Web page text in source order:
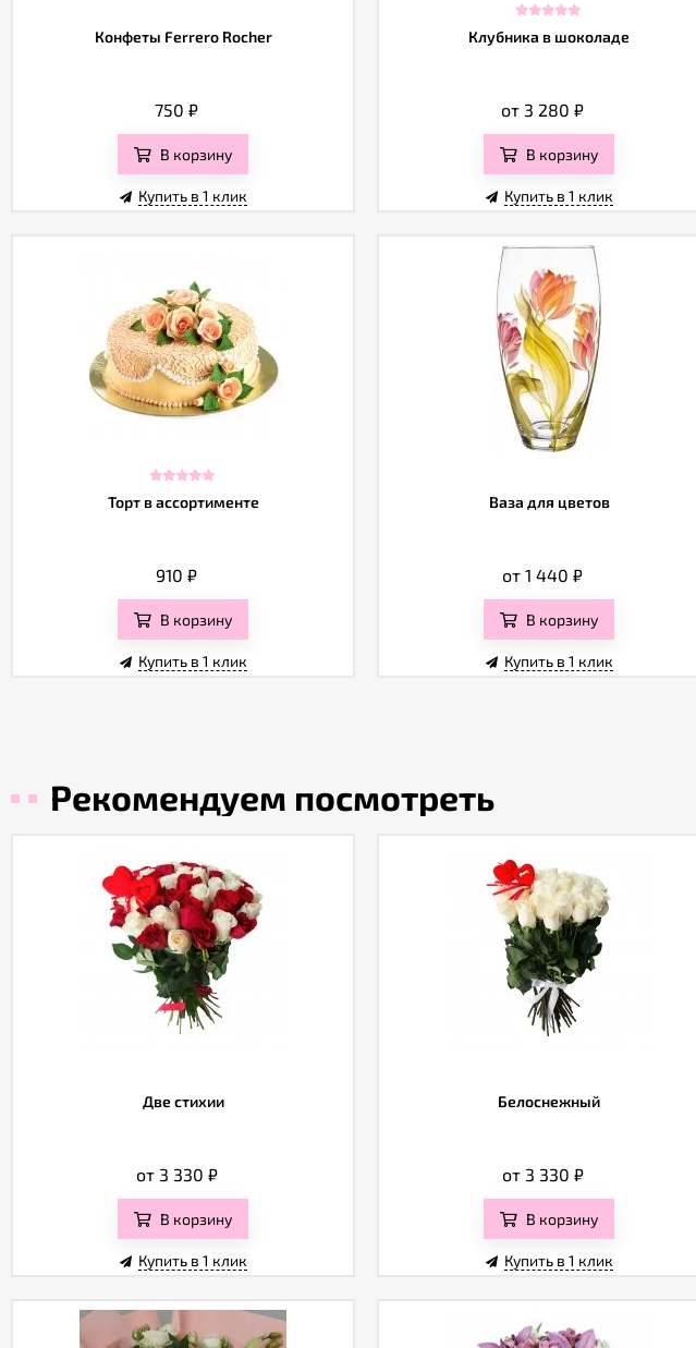
Конфеты Ferrero Rocher
750 ₽
В корзину
Купить в 1 клик
Клубника в шоколаде
от 3 280 ₽
В корзину
Купить в 1 клик
Торт в ассортименте
910 ₽
В корзину
Купить в 1 клик
Ваза для цветов
от 1 440 ₽
В корзину
Купить в 1 клик
Рекомендуем посмотреть
Две стихии
от 3 330 ₽
В корзину
Купить в 1 клик
Белоснежный
от 3 330 ₽
В корзину
Купить в 1 клик